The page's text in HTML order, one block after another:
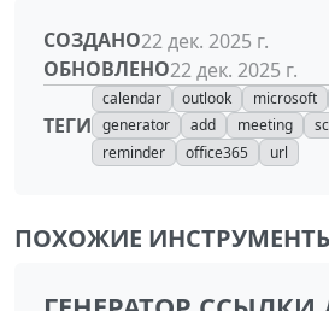
СОЗДАНО22 дек. 2025 г.
ОБНОВЛЕНО22 дек. 2025 г.
ТЕГИ
calendar outlook microsoft
generator
add meeting
reminder
office365 url
ПОХОЖИЕ